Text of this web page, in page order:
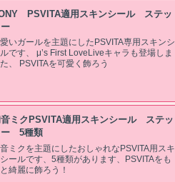
PSVITA適用スキンシール ステッ
愛いガールを主題にしたPSVITA専用スキンシ
です、 μ’s First LoveLiveキャラも登場しま
た、 PSVITAを可愛く飾ろう
ミクPSVITA適用スキンシール ステッ
ー 5種類
ミクを主題にしたおしゃれなPSVITA用スキ
ールです、5種類があります、PSVITAをも
綺麗に飾ろう！